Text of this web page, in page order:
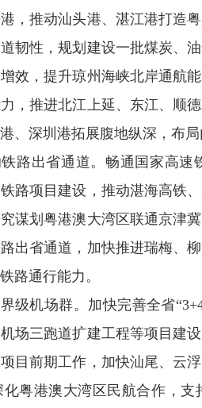
，推动汕头港、湛江港打造
韧性，规划建设一批煤炭、
效，提升琼州海峡北岸通航
，推进北江上延、东江、顺
、深圳港拓展腹地纵深，布局
路出省通道。畅通国家高
路项目建设，推动湛海高铁
谋划粤港澳大湾区联通京津
出省通道，加快推进瑞梅、
路通行能力。
级机场群。加快完善全省
场三跑道扩建工程等项目建
目前期工作，加快汕尾、云
粤港澳大湾区民航合作，